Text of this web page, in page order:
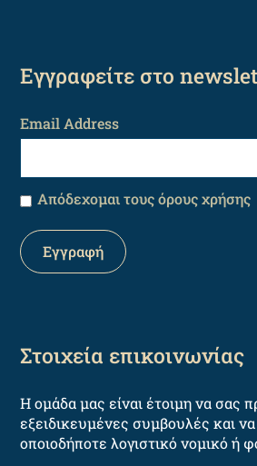
Εγγραφείτε στο
Email Address
Απόδεχομαι τους όρους χρήσης
Στοιχεία επικοινωνίας
Η ομάδα μας είναι έτοιμη να σας
εξειδικευμένες συμβουλές και
οποιοδήποτε λογιστικό νομικό ή